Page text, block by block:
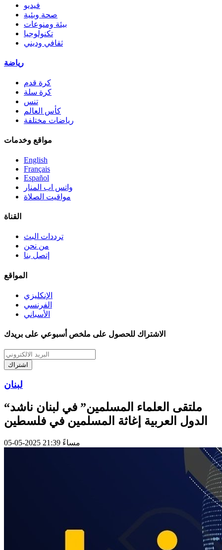
فيديو
صحة وبئية
بيئة ومنوعات
تكنولوجيا
ثقافي وديني
رياضة
كرة قدم
كرة سلة
تنس
كأس العالم
رياضات مختلفة
مواقع وخدمات
English
Français
Español
واتس اب المنار
مواقيت الصلاة
القناة
ترددات البث
من نحن
إتصل بنا
المواقع
الإنكليزي
الفرنسي
الأسباني
الاشتراك للحصول على ملخص أسبوعي على بريدك
اشتراك
لبنان
“ملتقى العلماء المسلمين” في لبنان ناشد
الدول العربية إغاثة المسلمين في فلسطين
05-05-2025 21:39 مساءً